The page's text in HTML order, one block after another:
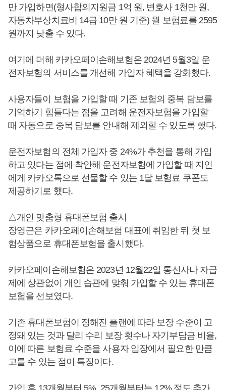
만 가입하면(형사합의지원금 1억 원, 변호사 1천만 원,
자동차부상치료비 14급 10만 원 기준) 월 보험료를 2595
원까지 낮출 수 있다.
여기에 더해 카카오페이손해보험은 2024년 5월3일 운
전자보험의 서비스를 개선해 가입자 혜택을 강화했다.
사용자들이 보험을 가입할 때 기존 보험의 중복 담보를
기억하기 힘들다는 점을 고려해 운전자보험을 가입할
때 자동으로 중복 담보를 안내해 제외할 수 있도록 했다.
운전자보험의 전체 가입자 중 24%가 추천을 통해 가입
하고 있다는 점에 착안해 운전자보험에 가입할 때 지인
에게 카카오톡으로 선물할 수 있는 1달 보험료 쿠폰도
제공하기로 했다.
△개인 맞춤형 휴대폰보험 출시
장영근은 카카오페이손해보험 대표에 취임한 뒤 첫 보
험상품으로 휴대폰보험을 출시했다.
카카오페이손해보험은 2023년 12월22일 통신사나 자급
제에 상관없이 개인 습관에 맞춰 가입할 수 있는 휴대폰
보험을 선보였다.
기존 휴대폰보험이 정해진 플랜에 따라 보장 수준이 고
정돼 있는 것과 달리 수리 보장 횟수나 자기부담금 비율,
이에 따른 보험료 수준을 사용자 입장에서 필요한 만큼
고를 수 있는 점이 특징이다.
가입 후 13개월부터 5%, 25개월부터는 12% 정도 추가